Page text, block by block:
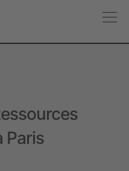
Paris